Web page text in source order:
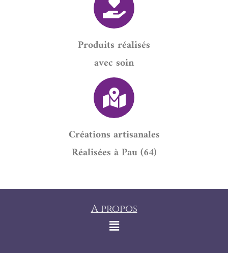
Produits réalisés
avec soin
Créations artisanales
Réalisées à Pau (64)
A propos